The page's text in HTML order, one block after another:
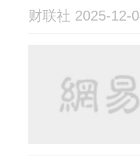
财联社 2025-12-